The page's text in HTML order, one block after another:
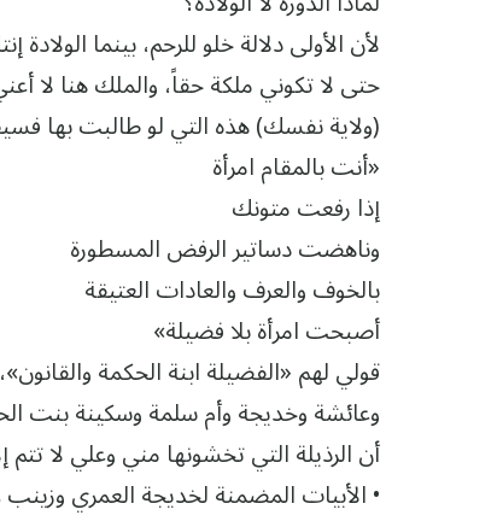
لأن الأولى دلالة خلو للرحم، بينما
حتى لا تكوني ملكة حقاً، والملك هنا لا
(ولاية نفسك) هذه التي لو طالبت بها
«أنت بالمقام امرأة
إذا رفعت متونك
وناهضت دساتير الرفض المسطورة
بالخوف والعرف والعادات العتيقة
أصبحت امرأة بلا فضيلة»
قولي لهم «الفضيلة ابنة الحكمة
وعائشة وخديجة وأم سلمة وسكينة بنت
أن الرذيلة التي تخشونها مني وعلي لا تتم
• الأبيات المضمنة لخديجة العمري